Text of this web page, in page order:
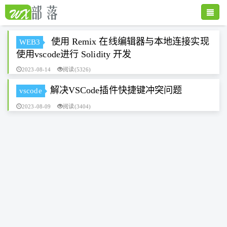
WEB3
使用 Remix 在线编辑器与本地连接实现
使用vscode进行 Solidity 开发
2023-08-14 阅读(5326)
vscode 解决VSCode插件快捷键冲突问题
2023-08-09 阅读(3404)
Toggle